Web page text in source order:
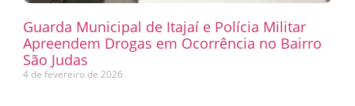
Guarda Municipal de Itajaí e Polícia Militar
Apreendem Drogas em Ocorrência no Bairro
São Judas
4 de fevereiro de 2026